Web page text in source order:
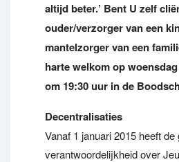
altijd beter.’ Bent U zelf
ouder/verzorger van een
mantelzorger van een
harte welkom op
om 19:30 uur in de
Decentralisaties
Vanaf 1 januari 2015 heeft
verantwoordelijkheid over